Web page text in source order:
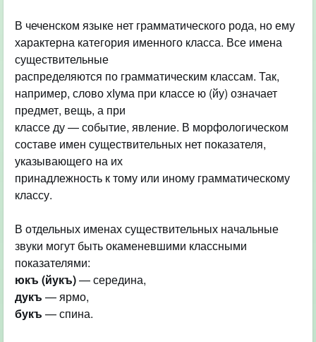
В чеченском языке нет грамматического рода, но ему
характерна категория именного класса. Все имена
существительные
распределяются по грамматическим классам. Так,
например, слово хІума при классе ю (йу) означает
предмет, вещь, а при
классе ду — событие, явление. В морфологическом
составе имен существительных нет показателя,
указывающего на их
принадлежность к тому или иному грамматическому
классу.
В отдельных именах существительных начальные
звуки могут быть окаменевшими классными
юкъ (йукъ)
дукъ
букъ — спина.